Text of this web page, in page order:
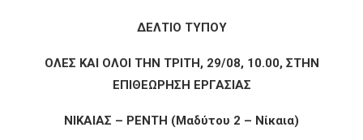
ΔΕΛΤΙΟ ΤΥΠΟΥ
ΟΛΕΣ ΚΑΙ ΟΛΟΙ ΤΗΝ ΤΡΙΤΗ, 29/08, 10.00, ΣΤΗΝ
ΕΠΙΘΕΩΡΗΣΗ ΕΡΓΑΣΙΑΣ
ΝΙΚΑΙΑΣ – ΡΕΝΤΗ (Μαδύτου 2 – Νίκαια)